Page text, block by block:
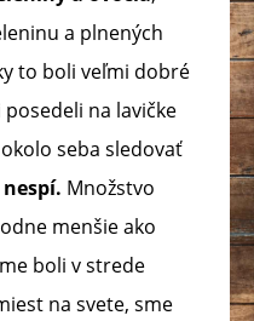
a plnených
to boli veľmi dobré
na lavičke
seba sledovať
Množstvo
menšie ako
boli v strede
na svete, sme